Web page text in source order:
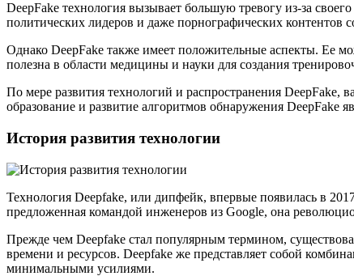
DeepFake технология вызывает большую тревогу из-за
политических лидеров и даже порнографических контентов
Однако DeepFake также имеет положительные аспекты. Ее
полезна в области медицины и науки для создания
По мере развития технологий и распространения
образование и развитие алгоритмов обнаружения
История развития технологии
Технология Deepfake, или дипфейк, впервые появилась в
предложенная командой инженеров из Google, она
Прежде чем Deepfake стал популярным термином,
времени и ресурсов. Deepfake же представляет собой
минимальными усилиями.